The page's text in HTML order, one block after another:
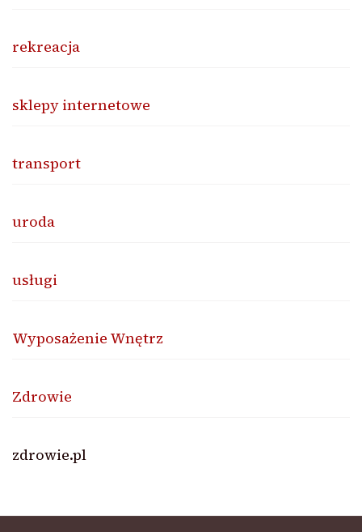
rekreacja
sklepy internetowe
transport
uroda
usługi
Wyposażenie Wnętrz
Zdrowie
zdrowie.pl